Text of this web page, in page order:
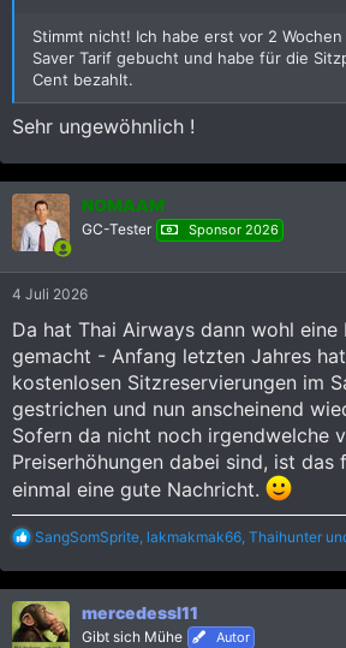
Stimmt nicht! Ich habe erst vor 2
Saver Tarif gebucht und habe für die
Cent bezahlt.
Sehr ungewöhnlich !
NOMAAM
GC-Tester Sponsor 2026
4 Juli 2026
Da hat Thai Airways dann wohl eine
gemacht - Anfang letzten Jahres
kostenlosen Sitzreservierungen im
gestrichen und nun anscheinend
Sofern da nicht noch irgendwelche
Preiserhöhungen dabei sind, ist das
einmal eine gute Nachricht.
R
a
k
t
i
SangSomSprite lakmakmak66 Thaihunter
mercedessl11
Gibt sich Mühe Autor